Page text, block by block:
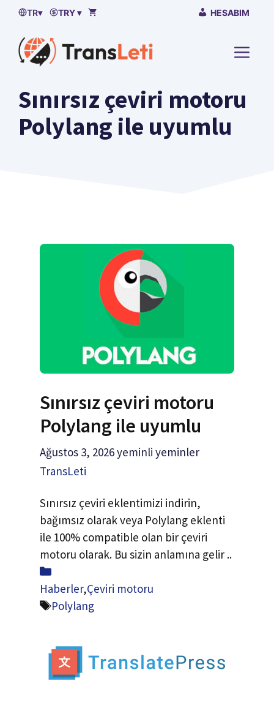
İçeriğeTR▾ TRY ▾ HESABIM
MENÜ
Sınırsız çeviri motoru
Polylang ile uyumlu
Sınırsız çeviri motoru
Polylang ile uyumlu
Ağustos 3, 2026yeminli yeminler
TransLeti
Sınırsız çeviri eklentimizi indirin,
bağımsız olarak veya Polylang eklenti
ile 100% compatible olan bir çeviri
motoru olarak. Bu sizin anlamına gelir ..
Paylaş
Haberler,Çeviri motoru
Etiketler
Polylang